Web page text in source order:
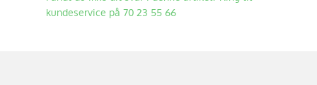
kundeservice på 70 23 55 66